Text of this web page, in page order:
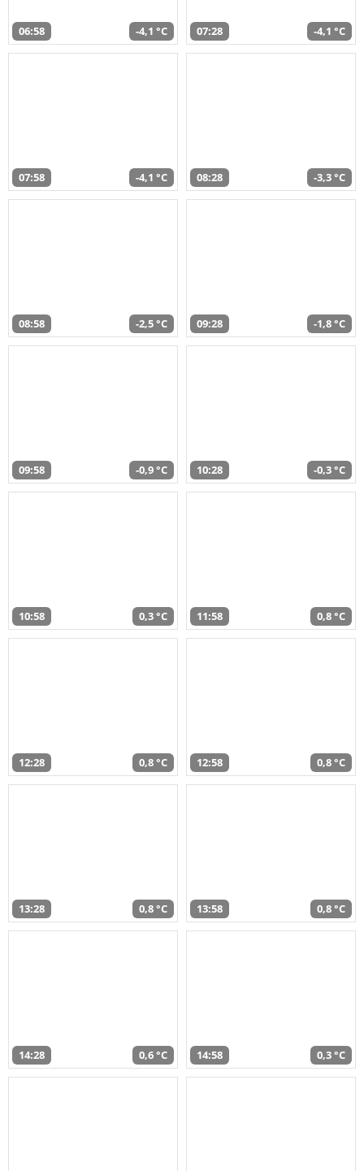
06:58 -4,1 °C 07:28 -4,1 °C
07:58 -4,1 °C 08:28 -3,3 °C
08:58 -2,5 °C 09:28 -1,8 °C
09:58 -0,9 °C 10:28 -0,3 °C
10:58 0,3 °C 11:58 0,8 °C
12:28 0,8 °C 12:58 0,8 °C
13:28 0,8 °C 13:58 0,8 °C
14:28 0,6 °C 14:58 0,3 °C